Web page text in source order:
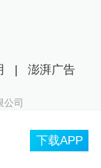
下载APP
| 澎湃广告
公司
号